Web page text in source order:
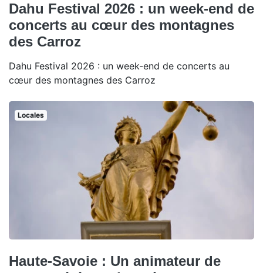
Dahu Festival 2026 : un week-end de
concerts au cœur des montagnes
des Carroz
Dahu Festival 2026 : un week-end de concerts au
cœur des montagnes des Carroz
Locales
Haute-Savoie : Un animateur de